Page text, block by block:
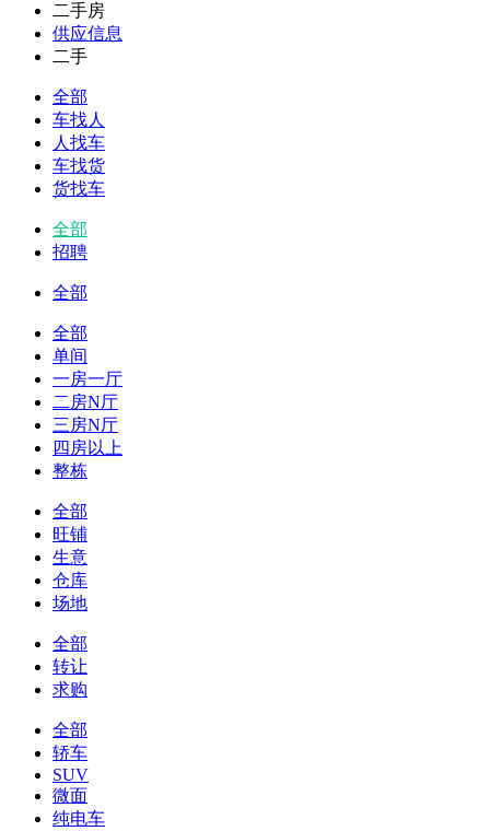
二手房
供应信息
二手
全部
车找人
人找车
车找货
货找车
全部
招聘
全部
全部
单间
一房一厅
二房N厅
三房N厅
四房以上
整栋
全部
旺铺
生意
仓库
场地
全部
转让
求购
全部
轿车
SUV
微面
纯电车